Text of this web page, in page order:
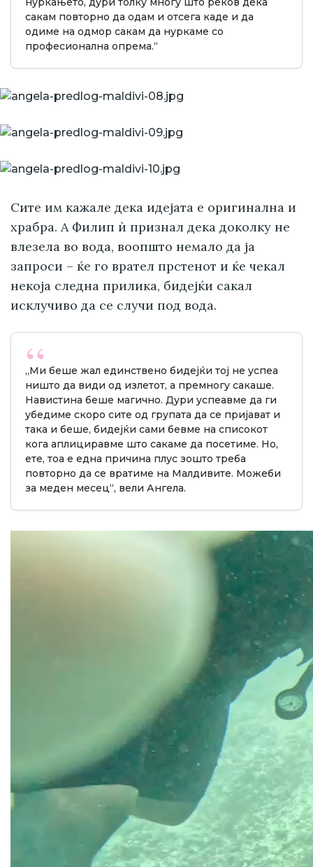
сакам повторно да одам и отсега каде и да
одиме на одмор сакам да нуркаме со
професионална опрема.“
Сите им кажале дека идејата е оригинална и
храбра. А Филип ѝ признал дека доколку не
влезела во вода, воопшто немало да ја
запроси – ќе го врател прстенот и ќе чекал
некоја следна прилика, бидејќи сакал
исклучиво да се случи под вода.
„Ми беше жал единствено бидејќи тој не успеа
ништо да види од излетот, а премногу сакаше.
Навистина беше магично. Дури успеавме да ги
убедиме скоро сите од групата да се пријават и
така и беше, бидејќи сами бевме на списокот
кога аплициравме што сакаме да посетиме. Но,
ете, тоа е една причина плус зошто треба
повторно да се вратиме на Малдивите. Можеби
за меден месец“, вели Ангела.